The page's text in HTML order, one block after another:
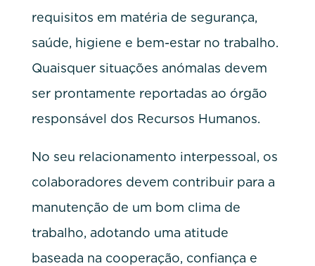
requisitos em matéria de segurança,
saúde, higiene e bem-estar no trabalho.
Quaisquer situações anómalas devem
ser prontamente reportadas ao órgão
responsável dos Recursos Humanos.
No seu relacionamento interpessoal, os
colaboradores devem contribuir para a
manutenção de um bom clima de
trabalho, adotando uma atitude
baseada na cooperação, confiança e